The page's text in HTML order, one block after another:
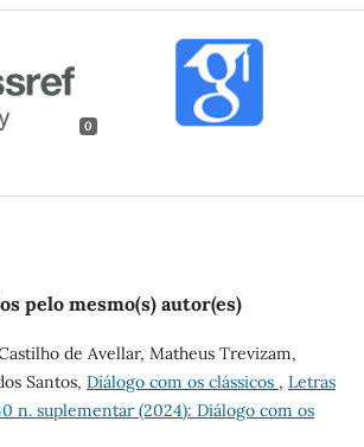
0
pelo mesmo(s) autor(es)
de Avellar, Matheus Trevizam,
Santos, Diálogo com os clássicos , Letras
n. suplementar (2024): Diálogo com os